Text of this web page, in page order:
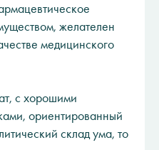
желателен
медицинского
с хорошими
ориентированный
склад ума, то